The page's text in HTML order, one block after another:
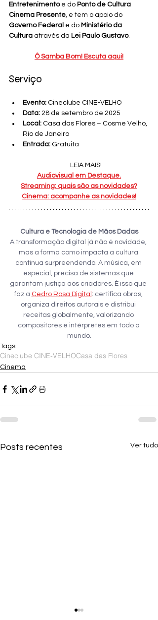
Entretenimento e do Ponto de Cultura
Cinema Presente , e tem o apoio do
Governo Federal e do Ministério da
Cultura através da Lei Paulo Gustavo.
Ô Samba Bom! Escuta aqui!
Serviço
Evento: Cineclube CINE-VELHO
Data: 28 de setembro de 2025
Local: Casa das Flores – Cosme Velho,
Rio de Janeiro
Entrada: Gratuita
LEIA MAIS!
Audiovisual em Destaque.
Streaming: quais são as novidades?
Cinema: acompanhe as novidades!
Cultura e Tecnologia de Mãos Dadas
A transformação digital já não é novidade,
mas a forma como impacta a cultura
continua surpreendendo. A música, em
especial, precisa de sistemas que
garantam justiça aos criadores. É isso que
faz a Cedro Rosa Digital : certifica obras,
organiza direitos autorais e distribui
receitas globalmente, valorizando
compositores e intérpretes em todo o
mundo.
Tags:
Cineclube CINE-VELHOCasa das Flores
Cinema
Posts recentes Ver tudo